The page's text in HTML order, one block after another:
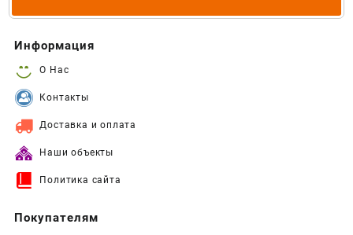
Информация
О Нас
Контакты
Доставка и оплата
Наши объекты
Политика сайта
Покупателям